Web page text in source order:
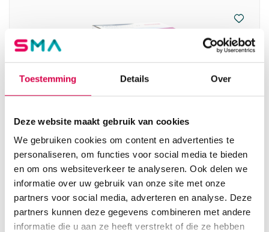
Toestemming Details Over
Deze website maakt gebruik van cookies
We gebruiken cookies om content en advertenties te
personaliseren, om functies voor social media te bieden
en om ons websiteverkeer te analyseren. Ook delen we
informatie over uw gebruik van onze site met onze
partners voor social media, adverteren en analyse. Deze
partners kunnen deze gegevens combineren met andere
informatie die u aan ze heeft verstrekt of die ze hebben
Medicomp gaaskompres, 5cm x 5cm, 4 laags,
steriel (25×2)
HARTMANN
25 x 2 stuks, 5cm x 5cm, steriel